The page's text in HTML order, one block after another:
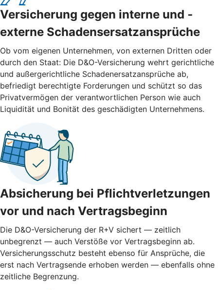
Versicherung gegen interne und ­
externe ­Schadensersatzansprüche
Ob vom eigenen Unternehmen, von externen Dritten oder
durch den Staat: Die D&O-Versicherung wehrt gerichtliche
und außergerichtliche Schadenersatzansprüche ab,
befriedigt berechtigte Forderungen und schützt so das
Privatvermögen der verantwortlichen Person wie auch
Liquidität und Bonität des geschädigten Unternehmens.
Absicherung bei Pflichtverletzungen
vor und nach ­Vertragsbeginn
Die D&O-Versicherung der R+V sichert — zeitlich
unbegrenzt — auch Verstöße vor Vertragsbeginn ab.
Versicherungsschutz besteht ebenso für Ansprüche, die
erst nach Vertragsende erhoben werden — ebenfalls ohne
zeitliche Begrenzung.